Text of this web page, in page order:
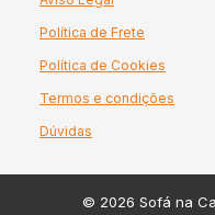
Política de Frete
Política de Cookies
Termos e condições
Dúvidas
© 2026 Sofá na